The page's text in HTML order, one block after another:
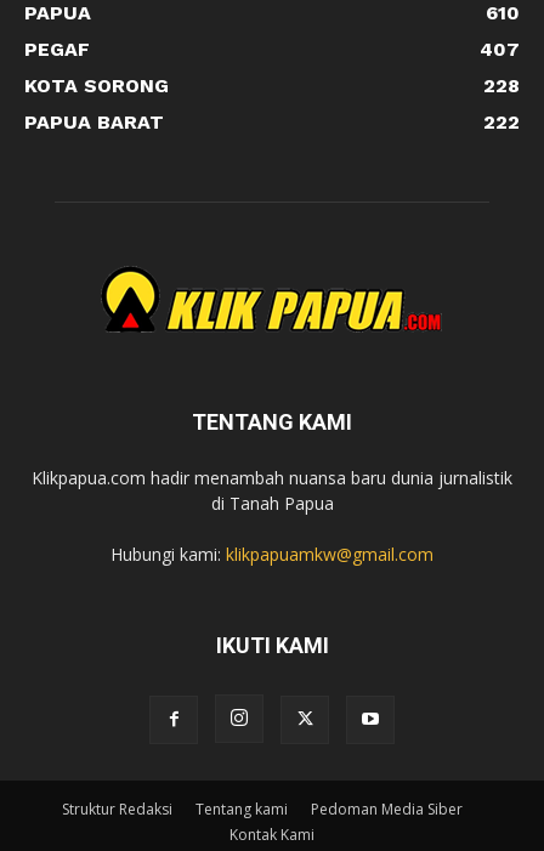
PAPUA
610
PEGAF
407
KOTA SORONG
228
PAPUA BARAT
222
TENTANG KAMI
Klikpapua.com hadir menambah nuansa baru dunia jurnalistik
di Tanah Papua
Hubungi kami: klikpapuamkw@gmail.com
IKUTI KAMI
Struktur Redaksi Tentang kami
Pedoman Media Siber
Kontak Kami